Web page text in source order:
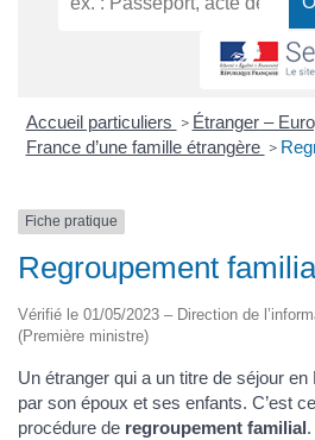
Accueil particuliers > Étranger –
France d’une famille étrangère >
Fiche pratique
Regroupement
Vérifié le 01/05/2023 – Direction de
(Première ministre)
Un étranger qui a un titre de séjour
par son époux et ses enfants. C’est
procédure de regroupement familial